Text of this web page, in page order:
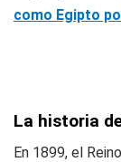
como Egipto
La historia
En 1899, el